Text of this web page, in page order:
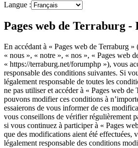
Langue :
Pages web de Terraburg
En accédant à « Pages web de Terraburg »
« nous », « notre », « nos », « Pages web
« https://terraburg.net/forumphp »), vous
responsable des conditions suivantes. Si
légalement responsable de toutes les
ne pas utiliser et accéder à « Pages web de
pouvons modifier ces conditions à
essaierons de vous informer de ces
vous conseillons de vérifier régulièrement
si vous continuez à participer à « Pages
que des modifications aient été effectuées,
légalement responsable des conditions